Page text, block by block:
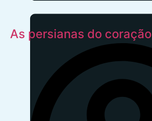
As persianas do coração